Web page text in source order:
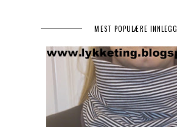
MEST POPULÆRE INNLEGG